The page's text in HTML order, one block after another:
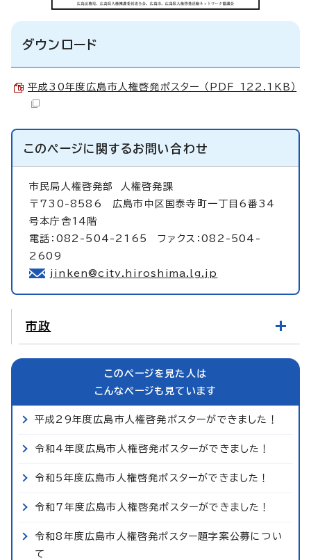
ダウンロード
平成30年度広島市人権啓発ポスター （PDF 122.1KB）
このページに関するお問い合わせ
市民局人権啓発部
人権啓発課
〒730-8586 広島市中区国泰寺町一丁目6番34
号本庁舎14階
電話：082-504-2165 ファクス：082-504-
2609
jinken@city.hiroshima.lg.jp
市政
このページを見た人は
こんなページも見ています
平成29年度広島市人権啓発ポスターができました！
令和4年度広島市人権啓発ポスターができました！
令和5年度広島市人権啓発ポスターができました！
令和7年度広島市人権啓発ポスターができました！
令和8年度広島市人権啓発ポスター題字案公募につい
て